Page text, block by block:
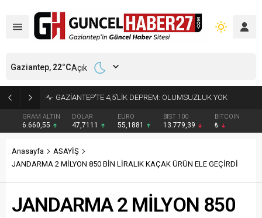
GRAM ALTIN
6.660,55
DOLAR
47,7111
EURO
55,1881
BIST 100
13.779,39
BITCOIN
₺
Gaziantep, 22°CAçık
Anasayfa
ASAYİŞ
JANDARMA 2 MİLYON 850 BİN LİRALIK KAÇAK ÜRÜN ELE GEÇİRDİ
JANDARMA 2 MİLYON 850